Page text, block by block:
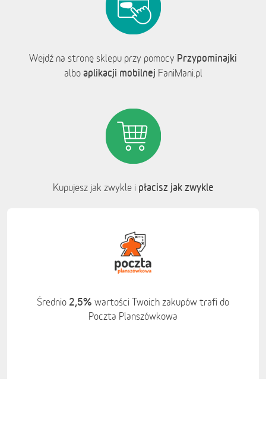
Wejdź na stronę sklepu przy pomocy Przypominajki
albo aplikacji mobilnej FaniMani.pl
Kupujesz jak zwykle i płacisz jak zwykle
Średnio 2,5% wartości Twoich zakupów trafi do
Poczta Planszówkowa